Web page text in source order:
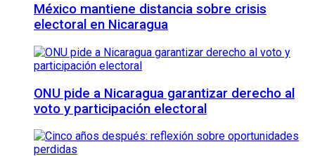
México mantiene distancia sobre crisis
electoral en Nicaragua
ONU pide a Nicaragua garantizar derecho al
voto y participación electoral